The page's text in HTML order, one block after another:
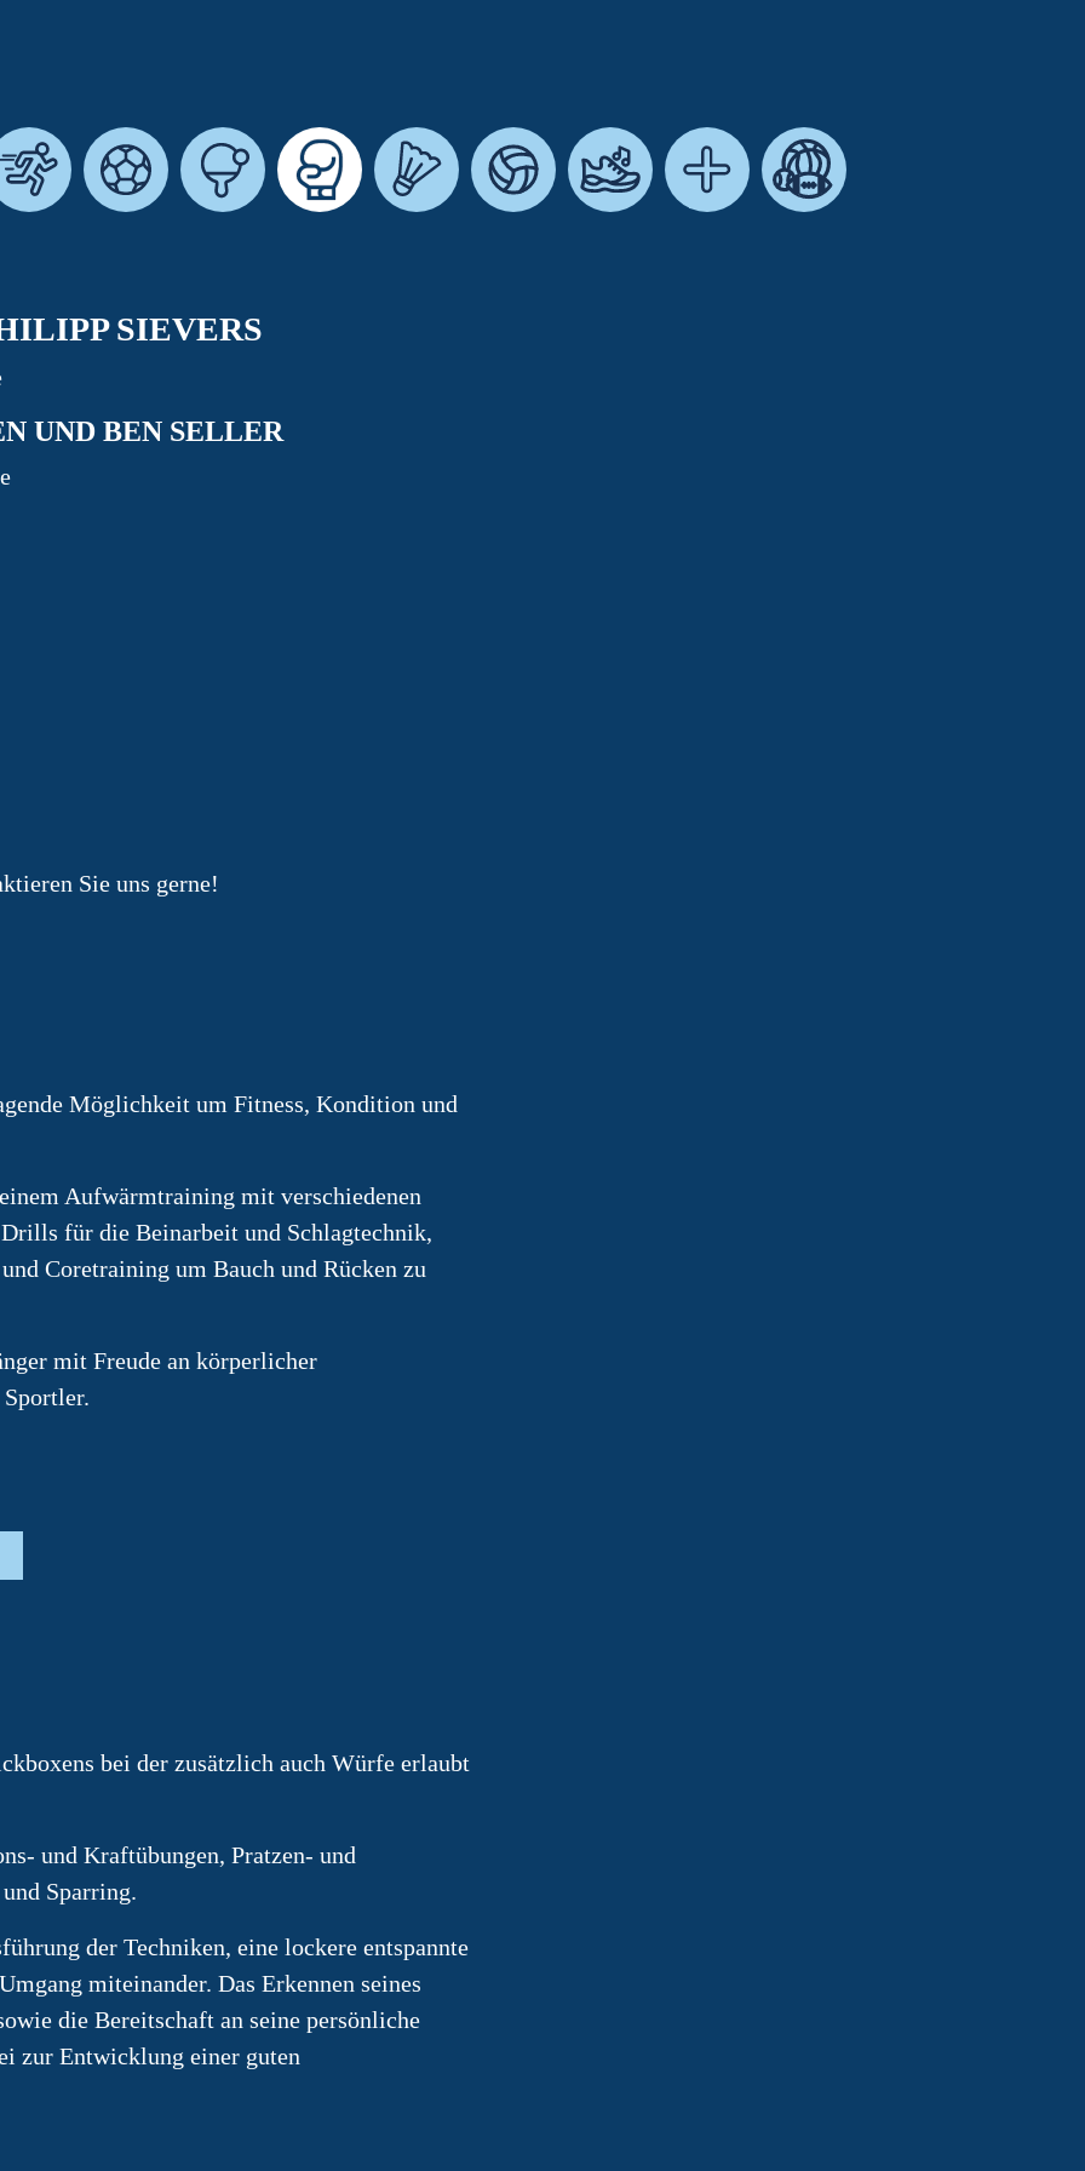
SIEVERS
UND BEN SELLER
Sie uns gerne!
Möglichkeit um Fitness, Kondition und
Aufwärmtraining mit verschiedenen
für die Beinarbeit und Schlagtechnik,
Coretraining um Bauch und Rücken zu
mit Freude an körperlicher
bei der zusätzlich auch Würfe erlaubt
und Kraftübungen, Pratzen- und
Sparring.
der Techniken, eine lockere entspannte
miteinander. Das Erkennen seines
die Bereitschaft an seine persönliche
zur Entwicklung einer guten